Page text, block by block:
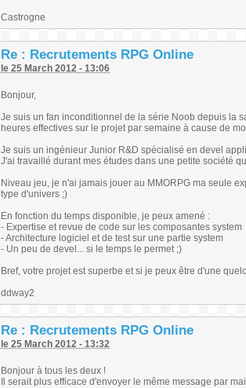
Castrogne
Re : Recrutements RPG Online
le 25 March 2012 - 13:06
Bonjour,
Je suis un fan inconditionnel de la série Noob depuis la
heures effectives sur le projet par semaine à cause de
Je suis un ingénieur Junior R&D spécialisé en devel
J'ai travaillé durant mes études dans une petite société
Niveau jeu, je n'ai jamais jouer au MMORPG ma seule
type d'univers ;)
En fonction du temps disponible, je peux amené :
- Expertise et revue de code sur les composantes system
- Architecture logiciel et de test sur une partie system
- Un peu de devel... si le temps le permet ;)
Bref, votre projet est superbe et si je peux être d'une
ddway2
Re : Recrutements RPG Online
le 25 March 2012 - 13:32
Bonjour à tous les deux !
Il serait plus efficace d'envoyer le même message par